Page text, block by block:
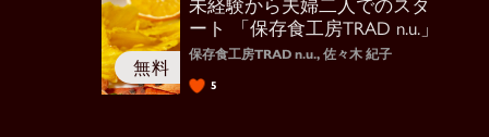
ート 「保存食工房TRAD n.u.」
保存食工房TRAD n.u., 佐々木 紀子
5